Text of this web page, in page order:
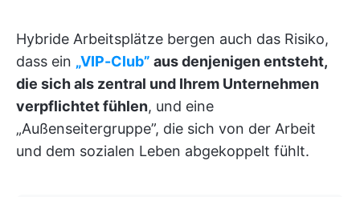
Hybride Arbeitsplätze bergen auch das Risiko,
dass ein „VIP-Club” aus denjenigen entsteht,
die sich als zentral und Ihrem Unternehmen
verpflichtet fühlen, und eine
„Außenseitergruppe”, die sich von der Arbeit
und dem sozialen Leben abgekoppelt fühlt.